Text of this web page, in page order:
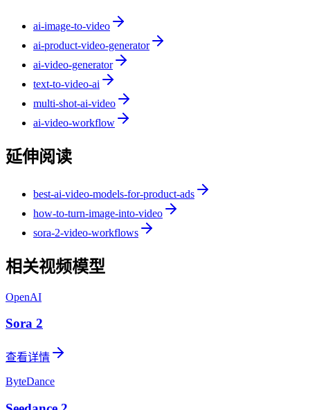
ai-image-to-video
ai-product-video-generator
ai-video-generator
text-to-video-ai
multi-shot-ai-video
ai-video-workflow
延伸阅读
best-ai-video-models-for-product-ads
how-to-turn-image-into-video
sora-2-video-workflows
相关视频模型
OpenAI
Sora 2
查看详情
ByteDance